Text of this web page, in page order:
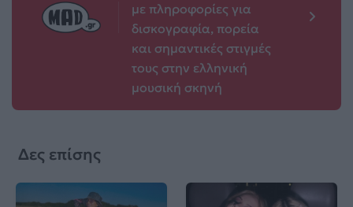
με πληροφορίες για
δισκογραφία, πορεία
και σημαντικές στιγμές
τους στην ελληνική
μουσική σκηνή
Δες επίσης